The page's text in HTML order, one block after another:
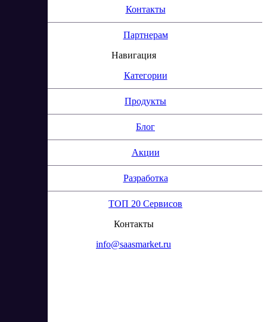
Контакты
Партнерам
Навигация
Категории
Продукты
Блог
Акции
Разработка
ТОП 20 Сервисов
Контакты
info@saasmarket.ru